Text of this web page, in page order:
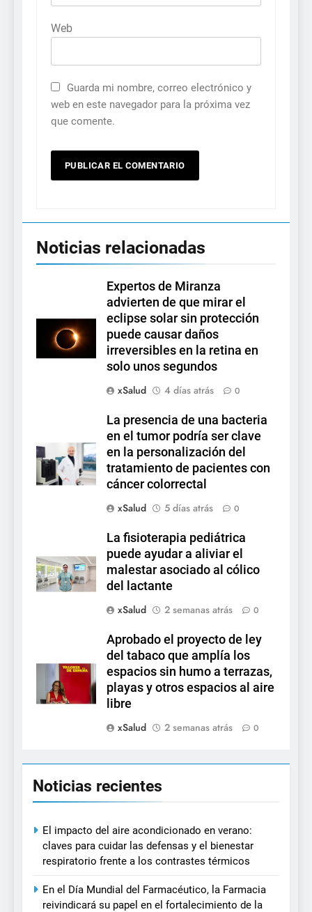
Web
Guarda mi nombre, correo electrónico y
web en este navegador para la próxima vez
que comente.
Noticias relacionadas
Expertos de Miranza
advierten de que mirar el
eclipse solar sin protección
puede causar daños
irreversibles en la retina en
solo unos segundos
xSalud
4 días atrás 0
La presencia de una bacteria
en el tumor podría ser clave
en la personalización del
tratamiento de pacientes con
cáncer colorrectal
xSalud
5 días atrás 0
La fisioterapia pediátrica
puede ayudar a aliviar el
malestar asociado al cólico
del lactante
xSalud
2 semanas atrás 0
Aprobado el proyecto de ley
del tabaco que amplía los
espacios sin humo a terrazas,
playas y otros espacios al aire
libre
xSalud
2 semanas atrás 0
Noticias recientes
El impacto del aire acondicionado en verano:
claves para cuidar las defensas y el bienestar
respiratorio frente a los contrastes térmicos
En el Día Mundial del Farmacéutico, la Farmacia
reivindicará su papel en el fortalecimiento de la